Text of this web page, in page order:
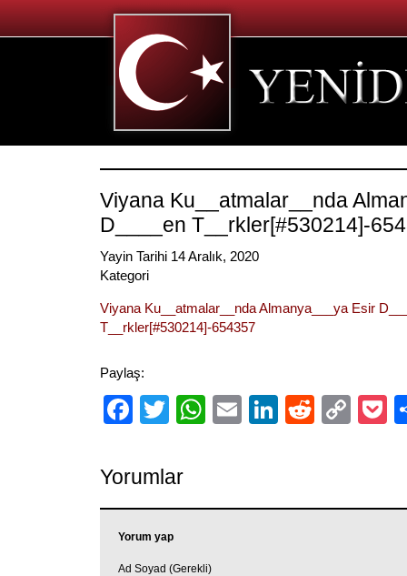
Viyana Ku__atmalar__nda
D____en T__rkler[#530214]-
Yayin Tarihi 14 Aralık, 2020
Kategori
Viyana Ku__atmalar__nda Almanya___ya Esir
T__rkler[#530214]-654357
Paylaş:
Facebook
TwitterWhatsApp
EmailLinkedIn
Reddit
Yorumlar
Yorum yap
Ad Soyad (Gerekli)